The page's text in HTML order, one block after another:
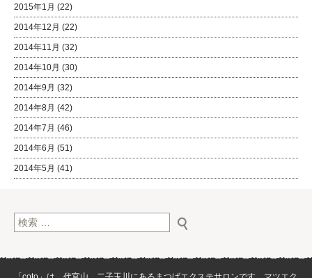
2015年1月 (22)
2014年12月 (22)
2014年11月 (32)
2014年10月 (30)
2014年9月 (32)
2014年8月 (42)
2014年7月 (46)
2014年6月 (51)
2014年5月 (41)
検索: